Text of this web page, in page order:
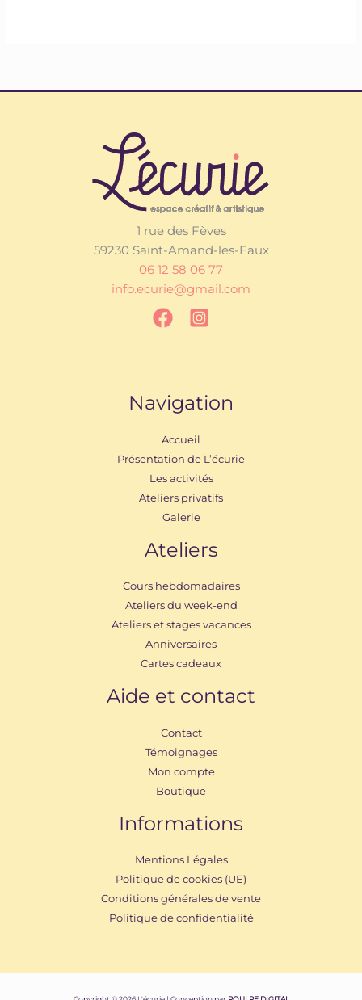
1 rue des Fèves
59230 Saint-Amand-les-Eaux
06 12 58 06 77
info.ecurie@gmail.com
Navigation
Accueil
Présentation de L’écurie
Les activités
Ateliers privatifs
Galerie
Ateliers
Cours hebdomadaires
Ateliers du week-end
Ateliers et stages vacances
Anniversaires
Cartes cadeaux
Aide et contact
Contact
Témoignages
Mon compte
Boutique
Informations
Mentions Légales
Politique de cookies (UE)
Conditions générales de vente
Politique de confidentialité